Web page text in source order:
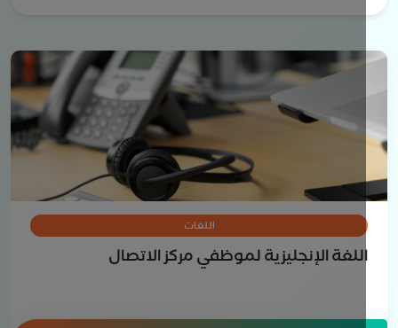
الإنجليزية لموظفي مركز الاتصال